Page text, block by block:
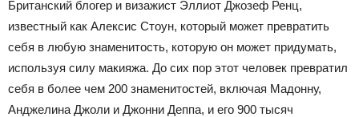
Британский блогер и визажист Эллиот Джозеф Ренц,
известный как Алексис Стоун, который может превратить
себя в любую знаменитость, которую он может придумать,
используя силу макияжа. До сих пор этот человек превратил
себя в более чем 200 знаменитостей, включая Мадонну,
Анджелина Джоли и Джонни Деппа, и его 900 тысяч